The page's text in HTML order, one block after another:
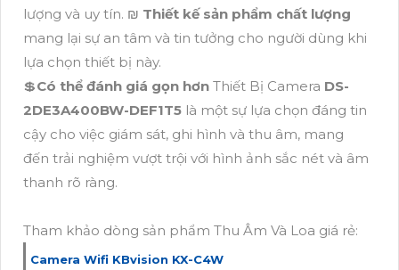
lượng và uy tín. ₪ Thiết kế sản phẩm chất lượng
mang lại sự an tâm và tin tưởng cho người dùng khi
lựa chọn thiết bị này.
💲Có thể đánh giá gọn hơn Thiết Bị Camera DS-
2DE3A400BW-DEF1T5 là một sự lựa chọn đáng tin
cậy cho việc giám sát, ghi hình và thu âm, mang
đến trải nghiệm vượt trội với hình ảnh sắc nét và âm
thanh rõ ràng.
Tham khảo dòng sản phẩm Thu Âm Và Loa giá rẻ:
Camera Wifi KBvision KX-C4W